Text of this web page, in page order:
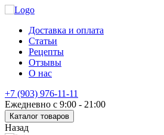
Доставка и оплата
Статьи
Рецепты
Отзывы
О нас
+7 (903) 976-11-11
Ежедневно с 9:00 - 21:00
Каталог товаров
Назад